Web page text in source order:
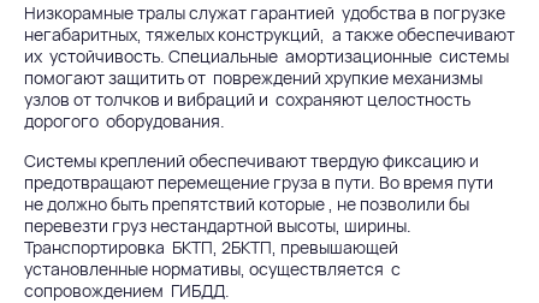
Низкорамные тралы служат гарантией удобства в погрузке
негабаритных, тяжелых конструкций, а также обеспечивают
их устойчивость. Специальные амортизационные системы
помогают защитить от повреждений хрупкие механизмы
узлов от толчков и вибраций и сохраняют целостность
дорогого оборудования.
Системы креплений обеспечивают твердую фиксацию и
предотвращают перемещение груза в пути. Во время пути
не должно быть препятствий которые , не позволили бы
перевезти груз нестандартной высоты, ширины.
Транспортировка БКТП, 2БКТП, превышающей
установленные нормативы, осуществляется с
сопровождением ГИБДД.